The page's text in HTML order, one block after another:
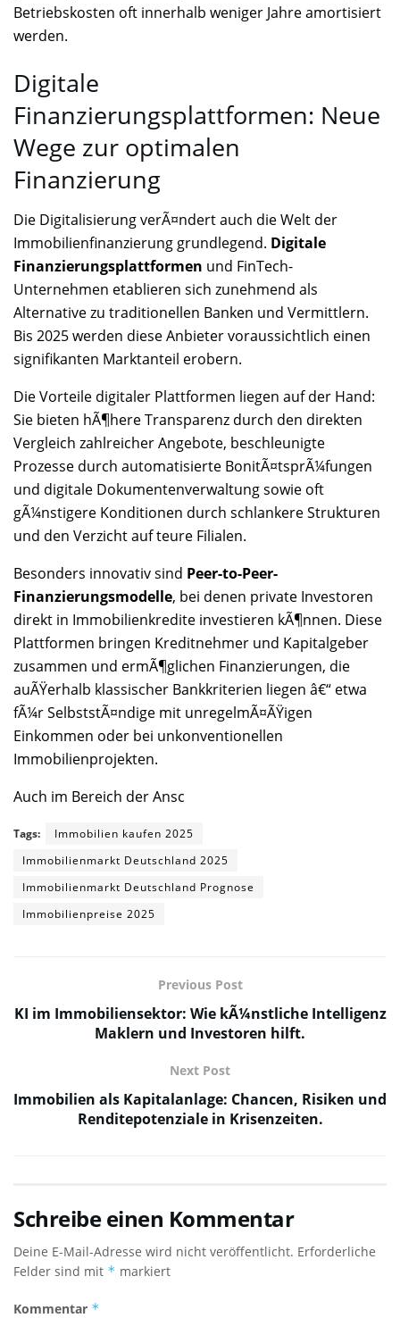
Betriebskosten oft innerhalb weniger Jahre amortisiert
werden.
Digitale
Finanzierungsplattformen: Neue
Wege zur optimalen
Finanzierung
Die Digitalisierung verÃ¤ndert auch die Welt der
Immobilienfinanzierung grundlegend. Digitale
Finanzierungsplattformen und FinTech-
Unternehmen etablieren sich zunehmend als
Alternative zu traditionellen Banken und Vermittlern.
Bis 2025 werden diese Anbieter voraussichtlich einen
signifikanten Marktanteil erobern.
Die Vorteile digitaler Plattformen liegen auf der Hand:
Sie bieten hÃ¶here Transparenz durch den direkten
Vergleich zahlreicher Angebote, beschleunigte
Prozesse durch automatisierte BonitÃ¤tsprÃ¼fungen
und digitale Dokumentenverwaltung sowie oft
gÃ¼nstigere Konditionen durch schlankere Strukturen
und den Verzicht auf teure Filialen.
Besonders innovativ sind Peer-to-Peer-
Finanzierungsmodelle, bei denen private Investoren
direkt in Immobilienkredite investieren kÃ¶nnen. Diese
Plattformen bringen Kreditnehmer und Kapitalgeber
zusammen und ermÃ¶glichen Finanzierungen, die
auÃŸerhalb klassischer Bankkriterien liegen â€“ etwa
fÃ¼r SelbststÃ¤ndige mit unregelmÃ¤ÃŸigen
Einkommen oder bei unkonventionellen
Immobilienprojekten.
Auch im Bereich der Ansc
Tags:
Immobilien kaufen 2025
Immobilienmarkt Deutschland 2025
Immobilienmarkt Deutschland Prognose
Immobilienpreise 2025
Previous Post
KI im Immobiliensektor: Wie kÃ¼nstliche Intelligenz
Maklern und Investoren hilft.
Next Post
Immobilien als Kapitalanlage: Chancen, Risiken und
Renditepotenziale in Krisenzeiten.
Schreibe einen Kommentar
Deine E-Mail-Adresse wird nicht veröffentlicht. Erforderliche
Felder sind mit * markiert
Kommentar *